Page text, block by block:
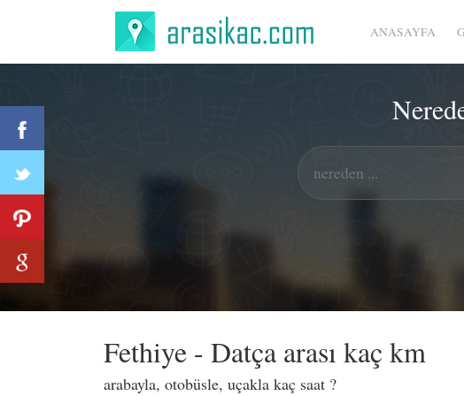
ANASAYFA
Fethiye - Datça arası kaç km
arabayla, otobüsle, uçakla kaç saat ?